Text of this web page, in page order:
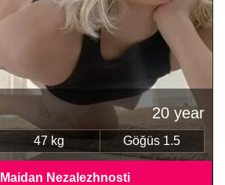
20 year
47 kg Göğüs 1.5
Maidan Nezalezhnosti